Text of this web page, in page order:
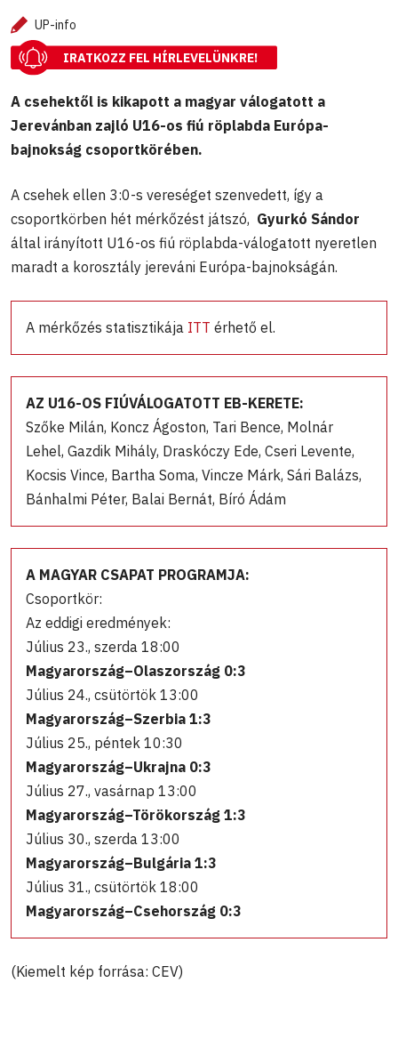
UP-info
IRATKOZZ FEL HÍRLEVELÜNKRE!
A csehektől is kikapott a magyar válogatott a
Jerevánban zajló U16-os fiú röplabda Európa-
bajnokság csoportkörében.
A csehek ellen 3:0-s vereséget szenvedett, így a
csoportkörben hét mérkőzést játszó, Gyurkó Sándor
által irányított U16-os fiú röplabda-válogatott nyeretlen
maradt a korosztály jereváni Európa-bajnokságán.
A mérkőzés statisztikája ITT érhető el.
AZ U16-OS FIÚVÁLOGATOTT EB-KERETE:
Szőke Milán, Koncz Ágoston, Tari Bence, Molnár
Lehel, Gazdik Mihály, Draskóczy Ede, Cseri Levente,
Kocsis Vince, Bartha Soma, Vincze Márk, Sári Balázs,
Bánhalmi Péter, Balai Bernát, Bíró Ádám
A MAGYAR CSAPAT PROGRAMJA:
Csoportkör:
Az eddigi eredmények:
Július 23., szerda 18:00
Magyarország–Olaszország 0:3
Július 24., csütörtök 13:00
Magyarország–Szerbia 1:3
Július 25., péntek 10:30
Magyarország–Ukrajna 0:3
Július 27., vasárnap 13:00
Magyarország–Törökország 1:3
Július 30., szerda 13:00
Magyarország–Bulgária 1:3
Július 31., csütörtök 18:00
Magyarország–Csehország 0:3
(Kiemelt kép forrása: CEV)